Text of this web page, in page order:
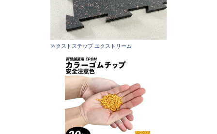
ネクストステップ エクストリーム